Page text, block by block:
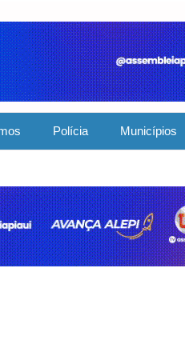
Polícia Municípios